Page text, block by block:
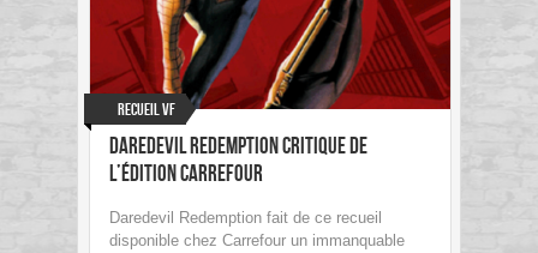
Recueil VF
Daredevil Redemption Critique de
l’édition Carrefour
Daredevil Redemption fait de ce recueil
disponible chez Carrefour un immanquable